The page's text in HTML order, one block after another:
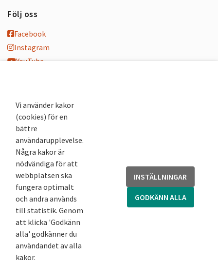
Följ oss
Facebook
Instagram
YouTube
Nyhetsbrev
Andra webbplatser
Arkivsök
Fornsök
Fornreg
Bebyggelseregistret
Runor
Kringla
Vi använder kakor
(cookies) för en
bättre
användarupplevelse.
Några kakor är
nödvändiga för att
webbplatsen ska
fungera optimalt
och andra används
till statistik. Genom
att klicka 'Godkänn
alla' godkänner du
användandet av alla
kakor.
INSTÄLLNINGAR
GODKÄNN ALLA